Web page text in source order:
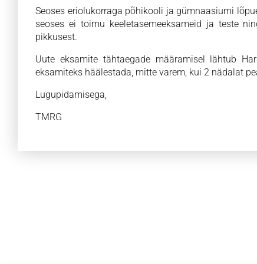
Seoses eriolukorraga põhikooli ja gümnaasiumi
seoses ei toimu keeletasemeeksameid ja teste
pikkusest.
Uute eksamite tähtaegade määramisel lähtub
eksamiteks häälestada, mitte varem, kui 2 nädalat
Lugupidamisega,
TMRG